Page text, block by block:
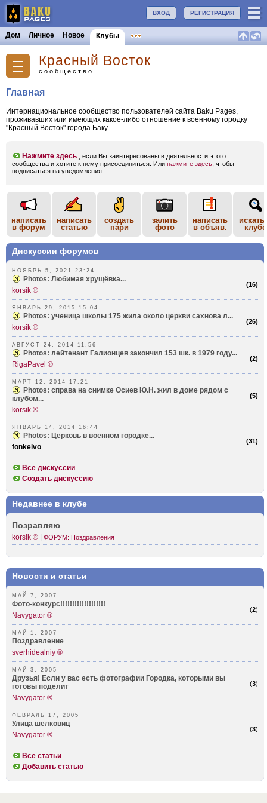
РЕГИСТРАЦИЯ
ВХОД
Дом Личное Новое Клубы
Красный Восток
сообщество
Главная
Интернациональное сообщество пользователей сайта Baku Pages,
проживавших или имеющих какое-либо отношение к военному городку
"Красный Восток" города Баку.
Нажмите здесь , если Вы заинтересованы в деятельности этого
сообщества и хотите к нему присоединиться. Или нажмите здесь , чтобы
подписаться на уведомления.
написать
в форум
написать
статью
создать
пари
залить
фото
написать
в объяв.
искать
клубе
Дискуссии форумов
НОЯБРЬ 5, 2021 23:24
(16)
Photos: Любимая хрущёвка...
korsik ®
ЯНВАРЬ 29, 2015 15:04
(26)
Photos: ученица школы 175 жила около церкви сахнова л...
korsik ®
АВГУСТ 24, 2014 11:56
(2)
Photos: лейтенант Галионцев закончил 153 шк. в 1979 году...
RigaPavel ®
МАРТ 12, 2014 17:21
(5)
Photos: справа на снимке Осиев Ю.Н. жил в доме рядом с
клубом...
korsik ®
ЯНВАРЬ 14, 2014 16:44
(31)
Photos: Церковь в военном городке...
fonkeivo
Все дискуссии
Создать дискуссию
Недавнее в клубе
Позравляю
korsik ® ФОРУМ: Поздравления
Новости и статьи
МАЙ 7, 2007
(2)
Фото-конкурс!!!!!!!!!!!!!!!!!!!
Navygator ®
МАЙ 1, 2007
Поздравление
sverhidealniy ®
МАЙ 3, 2005
(3)
Друзья! Если у вас есть фотографии Городка, которыми вы
готовы поделит
Navygator ®
ФЕВРАЛЬ 17, 2005
(3)
Улица шелковиц
Navygator ®
Все статьи
Добавить статью